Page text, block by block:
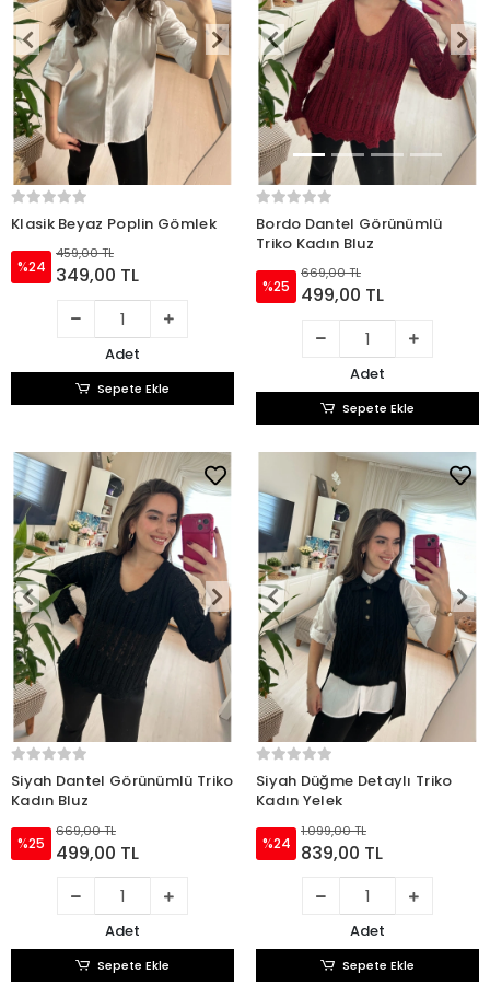
Klasik Beyaz Poplin Gömlek
%24
459,00 TL
349,00 TL
Adet
Sepete Ekle
Bordo Dantel Görünümlü
Triko Kadın Bluz
%25
669,00 TL
499,00 TL
Adet
Sepete Ekle
Siyah Dantel Görünümlü Triko
Kadın Bluz
%25
669,00 TL
499,00 TL
Adet
Sepete Ekle
Siyah Düğme Detaylı Triko
Kadın Yelek
%24
1.099,00 TL
839,00 TL
Adet
Sepete Ekle